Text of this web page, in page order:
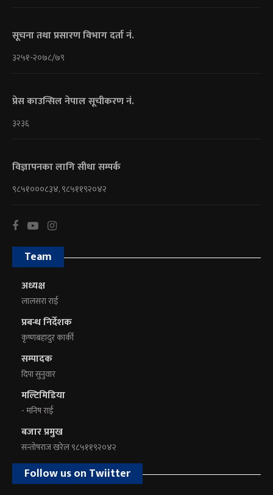
सूचना तथा प्रसारण विभाग दर्ता नं.
३२५१-२०७८/७९
प्रेस काउन्सिल नेपाल सूचीकरण नं.
३२३६
विज्ञापनका लागि सीधा सम्पर्क
९८५१०००८३४, ९८५११९२०४२
Team
अध्यक्ष
लालसरा राई
प्रबन्ध निर्देशक
कृष्णबहादुर कार्की
सम्पादक
दिपा सुनुवार
मल्टिमिडिया
- मनिष राई
बजार प्रमुख
सन्तोषराज खरेल ९८५११९२०४२
Follow us on Twiitter